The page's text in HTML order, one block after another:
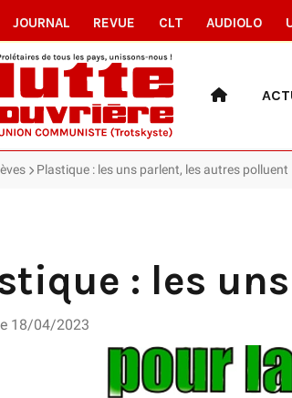
JOURNAL REVUE CLT AUDIOLO
Plastique : les uns parlent, les autres polluent
: les
18/04/2023